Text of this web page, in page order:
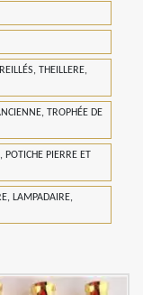
THEILLERE,
TROPHÉE DE
POTICHE PIERRE ET
LAMPADAIRE,